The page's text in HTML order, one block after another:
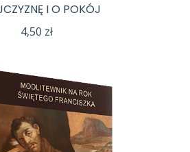
I O POKÓJ
4,50 zł